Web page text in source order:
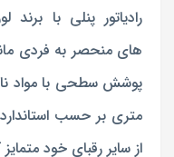
رادیاتور پنلی با
های منحصر به فردی
از سایر رقبای خود